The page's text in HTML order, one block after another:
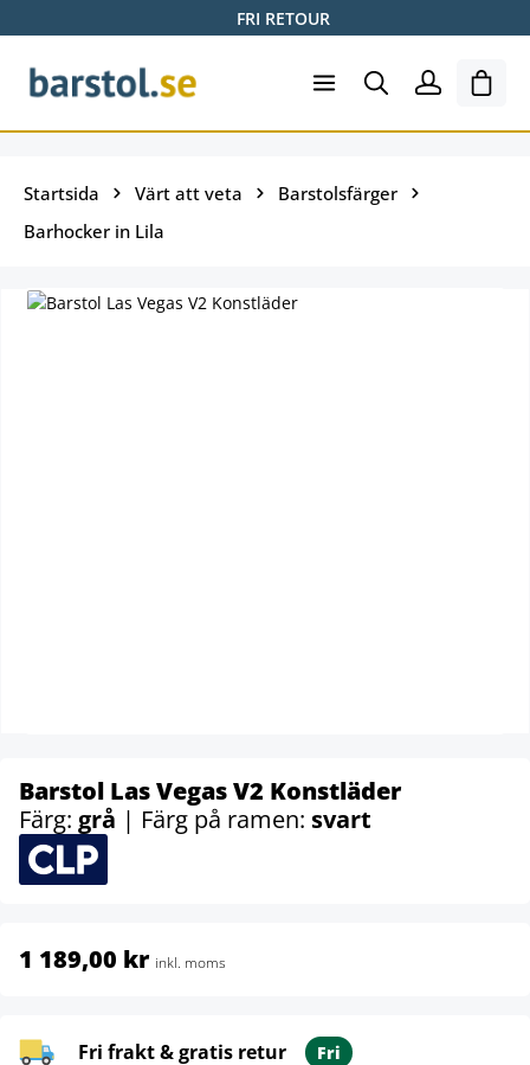
FRI RETOUR
Startsida Värt att veta
Barstolsfärger
Barhocker in Lila
Barstol Las Vegas V2 Konstläder
Färg: grå | Färg på ramen: svart
1 189,00 kr inkl. moms
Fri frakt & gratis retur Fri